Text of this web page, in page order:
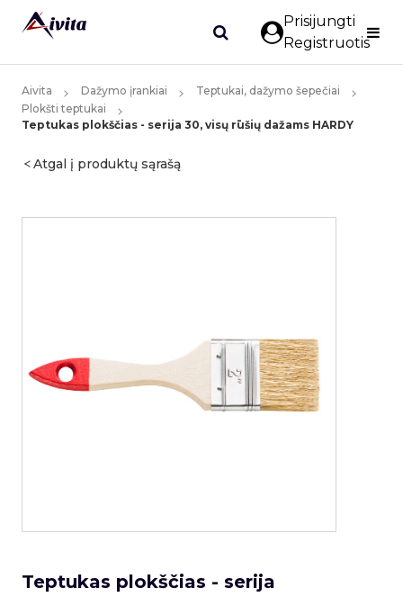
Prisijungti
Registruotis
Aivita Dažymo įrankiai
Teptukai, dažymo šepečiai
Plokšti teptukai
Teptukas plokščias - serija 30, visų rūšių dažams HARDY
Atgal į produktų sąrašą
Teptukas plokščias - serija